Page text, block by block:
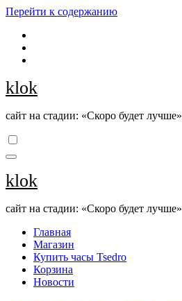
Перейти к содержанию
klok
сайт на стадии: «Скоро будет лучше»
klok
сайт на стадии: «Скоро будет лучше»
Главная
Магазин
Купить часы Tsedro
Корзина
Новости